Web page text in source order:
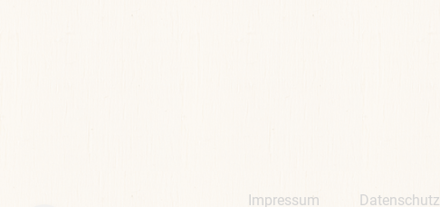
Impressum Datenschutz